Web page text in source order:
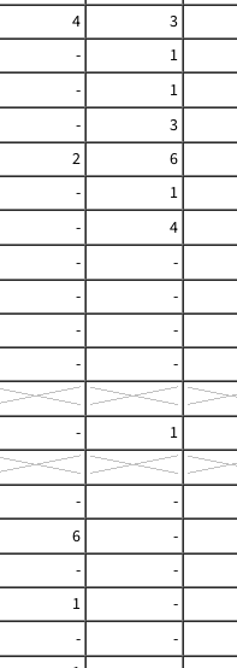
4 3
- 1
- 1
- 3
2 6
- 1
- 4
- -
- -
- -
- -
- 1
- -
6 -
- -
1 -
- -